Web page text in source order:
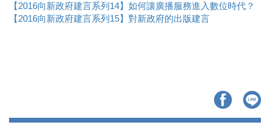
【2016向新政府建言系列14】如何讓廣播服務進入數位時代？
【2016向新政府建言系列15】對新政府的出版建言